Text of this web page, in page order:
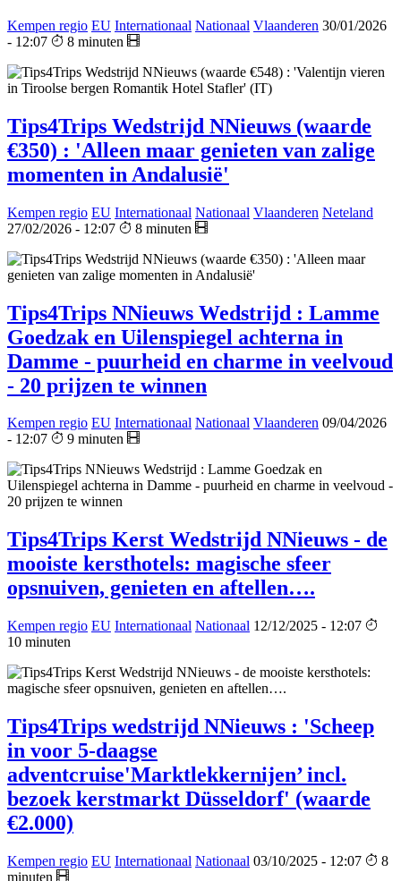
Kempen regio EU Internationaal Nationaal Vlaanderen 30/01/2026
- 12:07
8 minuten
Tips4Trips Wedstrijd NNieuws (waarde
€350) : 'Alleen maar genieten van zalige
momenten in Andalusië'
Kempen regio EU Internationaal Nationaal Vlaanderen Neteland
27/02/2026 - 12:07
8 minuten
Tips4Trips NNieuws Wedstrijd : Lamme
Goedzak en Uilenspiegel achterna in
Damme - puurheid en charme in veelvoud
- 20 prijzen te winnen
Kempen regio EU Internationaal Nationaal Vlaanderen 09/04/2026
- 12:07
9 minuten
Tips4Trips Kerst Wedstrijd NNieuws - de
mooiste kersthotels: magische sfeer
opsnuiven, genieten en aftellen….
Kempen regio EU Internationaal Nationaal 12/12/2025 - 12:07
10 minuten
Tips4Trips wedstrijd NNieuws : 'Scheep
in voor 5-daagse
adventcruise'Marktlekkernijen’ incl.
bezoek kerstmarkt Düsseldorf' (waarde
€2.000)
Kempen regio EU Internationaal Nationaal 03/10/2025 - 12:07
8
minuten